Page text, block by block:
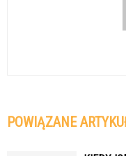
POWIĄZANE